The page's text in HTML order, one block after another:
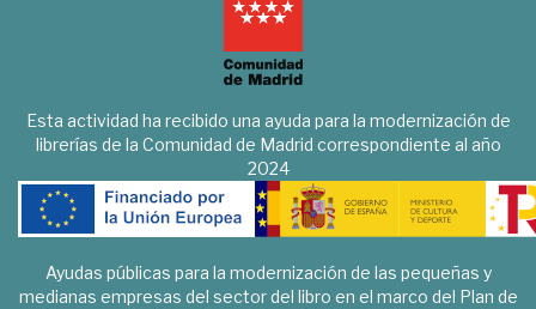
Esta actividad ha recibido una ayuda para la modernización de
librerías de la Comunidad de Madrid correspondiente al año
2024
Ayudas públicas para la modernización de las pequeñas y
medianas empresas del sector del libro en el marco del Plan de